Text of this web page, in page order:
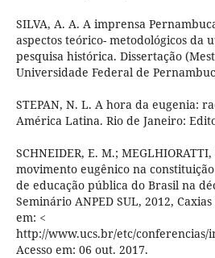
SILVA, A. A. A imprensa
aspectos teórico- metodológicos da
pesquisa histórica. Dissertação
Universidade Federal de
STEPAN, N. L. A hora da eugenia:
América Latina. Rio de Janeiro:
SCHNEIDER, E. M.;
movimento eugênico na
de educação pública do Brasil na
Seminário ANPED SUL, 2012,
em: <
http://www.ucs.br/etc/conferencias/
Acesso em: 06 out. 2017.